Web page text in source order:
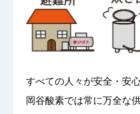
すべての人々が安全・安
岡谷酸素では常に万全な